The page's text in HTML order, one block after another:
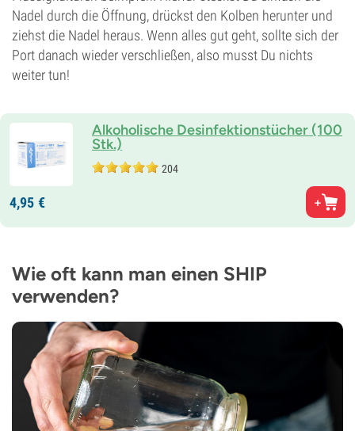
Nadel durch die Öffnung, drückst den Kolben herunter und
ziehst die Nadel heraus. Wenn alles gut geht, sollte sich der
Port danach wieder verschließen, also musst Du nichts
weiter tun!
Alkoholische Desinfektionstücher (100
Stk.)
204
4,95 €
Wie oft kann man einen SHIP
verwenden?